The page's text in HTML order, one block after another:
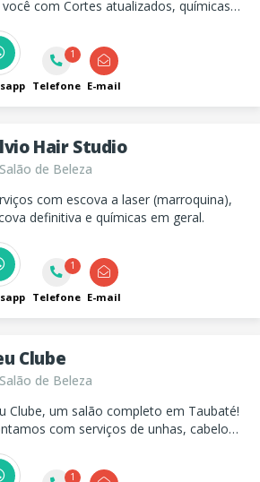
com Cortes atualizados, químicas
1
Telefone E-mail
Hair Studio
de Beleza
com escova a laser (marroquina),
definitiva e químicas em geral.
1
Telefone E-mail
Clube
de Beleza
Clube, um salão completo em Taubaté!
com serviços de unhas, cabelo
barbearia, além de um delicioso
1